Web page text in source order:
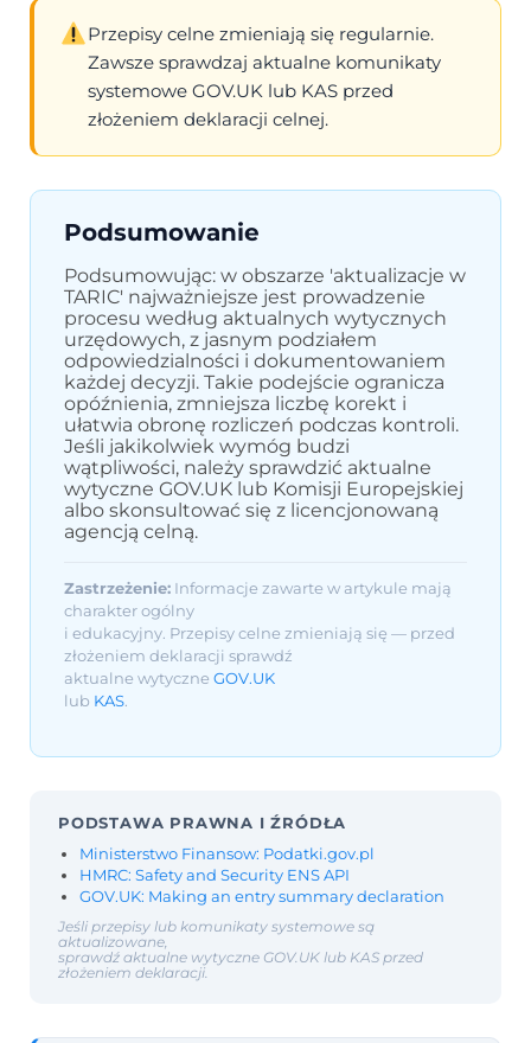
Przepisy celne zmieniają się regularnie.
Zawsze sprawdzaj aktualne komunikaty
systemowe GOV.UK lub KAS przed
złożeniem deklaracji celnej.
Podsumowanie
Podsumowując: w obszarze 'aktualizacje w
TARIC' najważniejsze jest prowadzenie
procesu według aktualnych wytycznych
urzędowych, z jasnym podziałem
odpowiedzialności i dokumentowaniem
każdej decyzji. Takie podejście ogranicza
opóźnienia, zmniejsza liczbę korekt i
ułatwia obronę rozliczeń podczas kontroli.
Jeśli jakikolwiek wymóg budzi
wątpliwości, należy sprawdzić aktualne
wytyczne GOV.UK lub Komisji Europejskiej
albo skonsultować się z licencjonowaną
agencją celną.
Zastrzeżenie: Informacje zawarte w artykule mają
charakter ogólny
i edukacyjny. Przepisy celne zmieniają się — przed
złożeniem deklaracji sprawdź
aktualne wytyczne GOV.UK
lub KAS
PODSTAWA PRAWNA I ŹRÓDŁA
Ministerstwo Finansow: Podatki.gov.pl
HMRC: Safety and Security ENS API
GOV.UK: Making an entry summary declaration
Jeśli przepisy lub komunikaty systemowe są
aktualizowane,
sprawdź aktualne wytyczne GOV.UK lub KAS przed
złożeniem deklaracji.